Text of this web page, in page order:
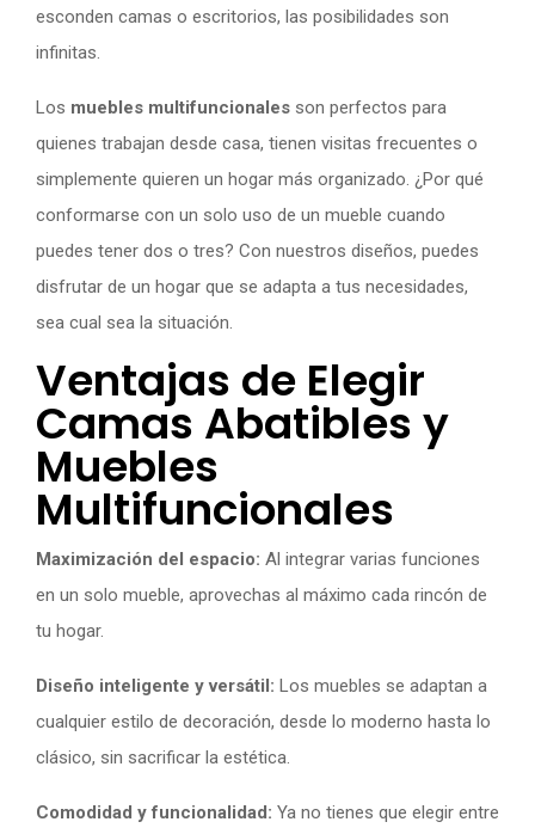
esconden camas o escritorios, las posibilidades son
infinitas.
Los muebles multifuncionales son perfectos para
quienes trabajan desde casa, tienen visitas frecuentes o
simplemente quieren un hogar más organizado. ¿Por qué
conformarse con un solo uso de un mueble cuando
puedes tener dos o tres? Con nuestros diseños, puedes
disfrutar de un hogar que se adapta a tus necesidades,
sea cual sea la situación.
Ventajas de Elegir
Camas Abatibles y
Muebles
Multifuncionales
Maximización del espacio: Al integrar varias funciones
en un solo mueble, aprovechas al máximo cada rincón de
tu hogar.
Diseño inteligente y versátil: Los muebles se adaptan a
cualquier estilo de decoración, desde lo moderno hasta lo
clásico, sin sacrificar la estética.
Comodidad y funcionalidad: Ya no tienes que elegir entre